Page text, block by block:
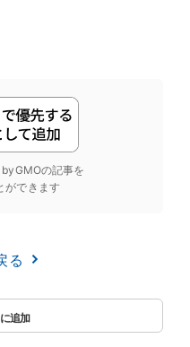
の記事を
ができます
る